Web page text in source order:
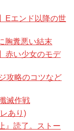
Eエンド以降の世
胸糞悪い結末
赤い少女のモデ
攻略のコツなど
滅作戦
あり)
』読了。ストー